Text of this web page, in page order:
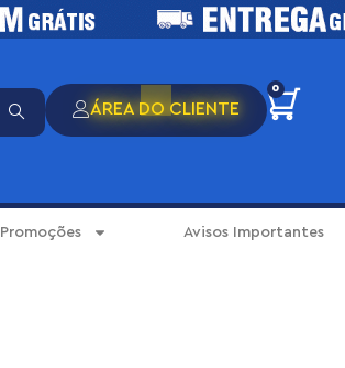
ÁREA DO CLIENTE
0
Promoções Avisos Importantes